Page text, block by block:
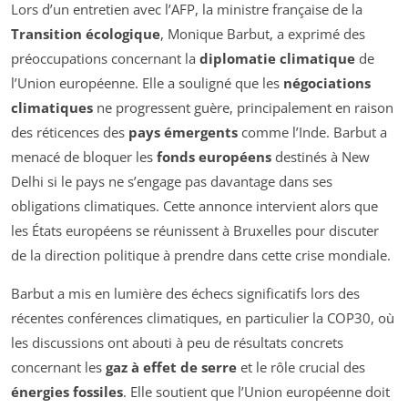
Lors d’un entretien avec l’AFP, la ministre française de la
Transition écologique, Monique Barbut, a exprimé des
préoccupations concernant la diplomatie climatique de
l’Union européenne. Elle a souligné que les négociations
climatiques ne progressent guère, principalement en raison
des réticences des pays émergents comme l’Inde. Barbut a
menacé de bloquer les fonds européens destinés à New
Delhi si le pays ne s’engage pas davantage dans ses
obligations climatiques. Cette annonce intervient alors que
les États européens se réunissent à Bruxelles pour discuter
de la direction politique à prendre dans cette crise mondiale.
Barbut a mis en lumière des échecs significatifs lors des
récentes conférences climatiques, en particulier la COP30, où
les discussions ont abouti à peu de résultats concrets
concernant les gaz à effet de serre et le rôle crucial des
énergies fossiles. Elle soutient que l’Union européenne doit